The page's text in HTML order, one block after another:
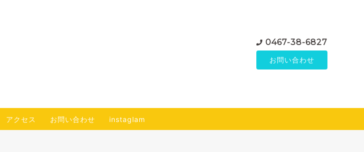
0467-38-6827
お問い合わせ
アクセス お問い合わせ instaglam